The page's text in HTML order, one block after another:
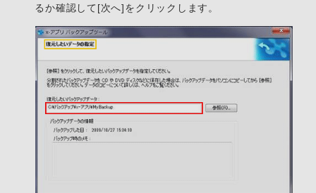
るか確認して[次へ]をクリックします。